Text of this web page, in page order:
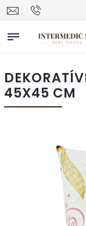
45X45 CM